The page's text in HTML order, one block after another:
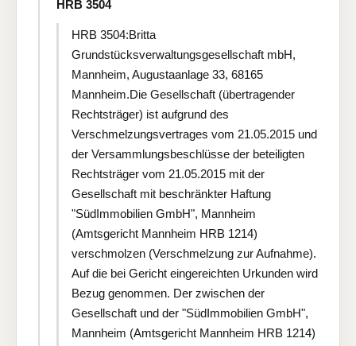
HRB 3504
HRB 3504:Britta
Grundstücksverwaltungsgesellschaft mbH,
Mannheim, Augustaanlage 33, 68165
Mannheim.Die Gesellschaft (übertragender
Rechtsträger) ist aufgrund des
Verschmelzungsvertrages vom 21.05.2015 und
der Versammlungsbeschlüsse der beteiligten
Rechtsträger vom 21.05.2015 mit der
Gesellschaft mit beschränkter Haftung
"SüdImmobilien GmbH", Mannheim
(Amtsgericht Mannheim HRB 1214)
verschmolzen (Verschmelzung zur Aufnahme).
Auf die bei Gericht eingereichten Urkunden wird
Bezug genommen. Der zwischen der
Gesellschaft und der "SüdImmobilien GmbH",
Mannheim (Amtsgericht Mannheim HRB 1214)